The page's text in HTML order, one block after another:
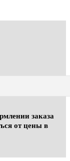
заказа
от цены в